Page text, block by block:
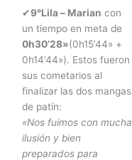
✔9°Lila – Marian con
un tiempo en meta de
0h30’28»(0h15’44» +
0h14’44»). Estos fueron
sus cometarios al
finalizar las dos mangas
de patín:
«Nos fuimos con mucha
ilusión y bien
preparados para